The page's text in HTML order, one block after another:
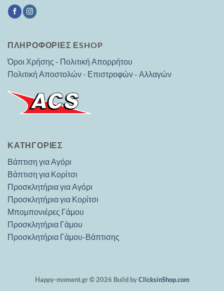
ΠΛΗΡΟΦΟΡΙΕΣ ΕSHOP
Όροι Χρήσης - Πολιτική Απορρήτου
Πολιτική Αποστολών - Επιστροφών - Αλλαγών
ΚΑΤΗΓΟΡΊΕΣ
Βάπτιση για Αγόρι
Βάπτιση για Κορίτσι
Προσκλητήρια για Αγόρι
Προσκλητήρια για Κορίτσι
Μπομπονιέρες Γάμου
Προσκλητήρια Γάμου
Προσκλητήρια Γάμου-Βάπτισης
Happy-moment.gr © 2026 Build byClicksinShop.com